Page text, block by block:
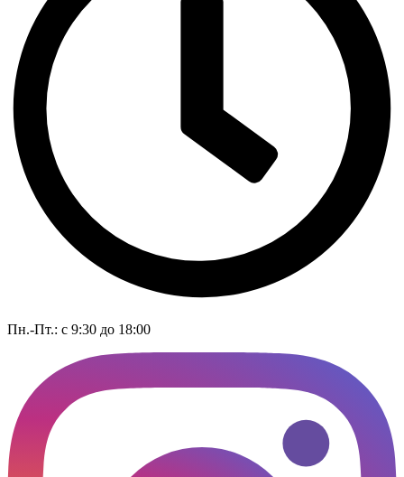
Пн.-Пт.: с 9:30 до 18:00